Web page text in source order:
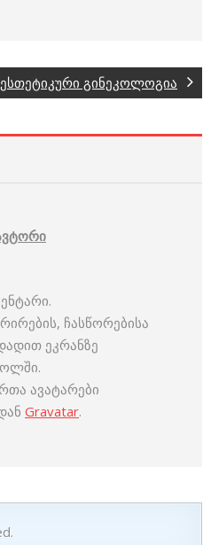
ესთეტიკური გინეკოლოგია
ჩასწორებისა
ეკრანზე
ავატარები
Gravatar.